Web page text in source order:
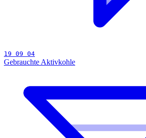
19 09 04
Gebrauchte Aktivkohle